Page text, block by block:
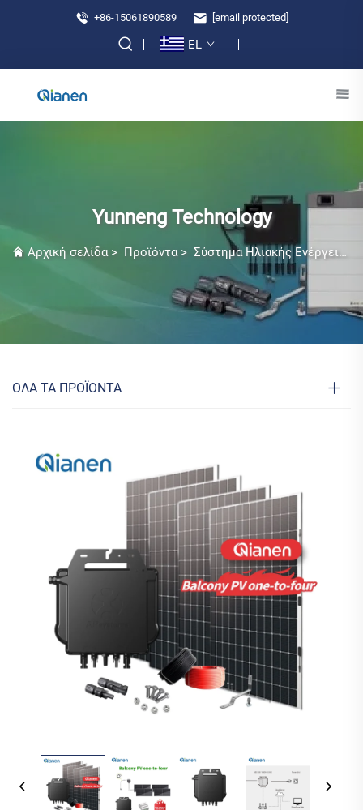
+86-15061890589 [email protected]
EL
Yunneng Technology
Αρχική σελίδα > Προϊόντα > Σύστημα Ηλιακής Ενέργειας για Βεράνδα
ΟΛΑ ΤΑ ΠΡΟΪΟΝΤΑ